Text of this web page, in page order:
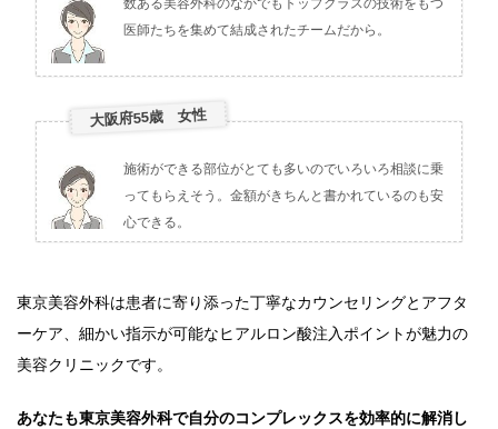
数ある美容外科のなかでもトップクラスの技術をもつ
医師たちを集めて結成されたチームだから。
大阪府55歳 女性
施術ができる部位がとても多いのでいろいろ相談に乗
ってもらえそう。金額がきちんと書かれているのも安
心できる。
東京美容外科は患者に寄り添った丁寧なカウンセリングとアフタ
ーケア、細かい指示が可能なヒアルロン酸注入ポイントが魅力の
美容クリニックです。
あなたも東京美容外科で自分のコンプレックスを効率的に解消し